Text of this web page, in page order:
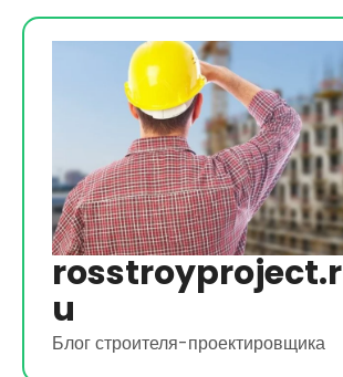
Перейти
rosstroyproject.r
u
Блог строителя-проектировщика